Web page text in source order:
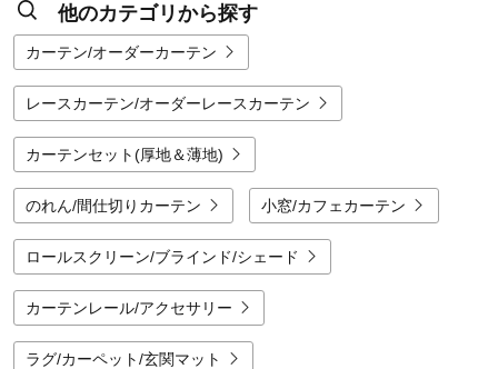
選びやすさの面でも、窓の大きさに合わせて細かく選べる豊富なサイズ展開に
加え、丈を調節できるアジャスターフック付きの商品が多いのも魅力です。ご
自宅の環境に合わせて「UVカット率」や「遮光〇級」といった数値からも比
較検討できるため、納得の一枚を選ぶことができます。デザイン性、機能性、
そして確かな品質を兼ね備えたベルメゾンのレースカーテンで、あなたの毎日
をもっと心地よく、素敵にアップデートしてみませんか。
他のカテゴリから探す
カーテン/オーダーカーテン
レースカーテン/オーダーレースカーテン
カーテンセット(厚地＆薄地)
のれん/間仕切りカーテン 小窓/カフェカーテン
ロールスクリーン/ブラインド/シェード
カーテンレール/アクセサリー
ラグ/カーペット/玄関マット